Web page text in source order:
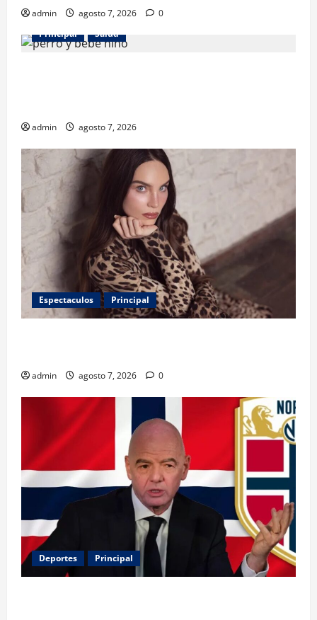
admin agosto 7, 2026
0
Principal
Salud
admin agosto 7, 2026
Espectaculos Principal
admin agosto 7, 2026 0
Deportes Principal